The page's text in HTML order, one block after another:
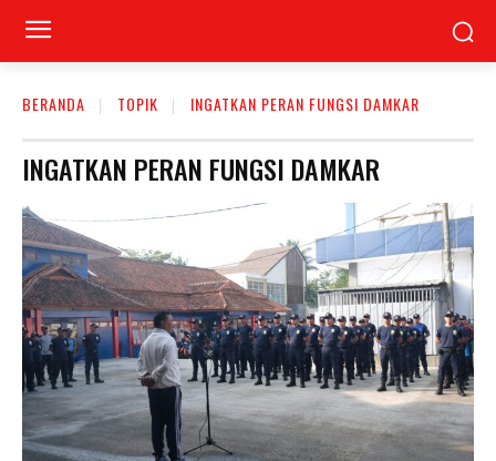
BERANDA TOPIK INGATKAN PERAN FUNGSI DAMKAR
INGATKAN PERAN FUNGSI DAMKAR